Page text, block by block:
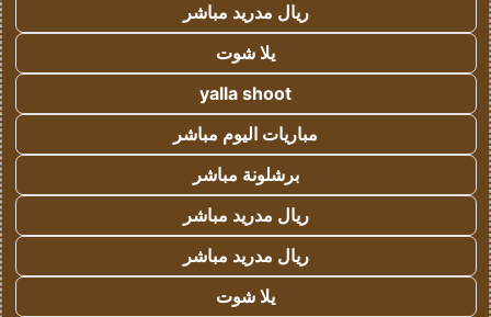
ريال مدريد مباشر
يلا شوت
yalla shoot
مباريات اليوم مباشر
برشلونة مباشر
ريال مدريد مباشر
ريال مدريد مباشر
يلا شوت